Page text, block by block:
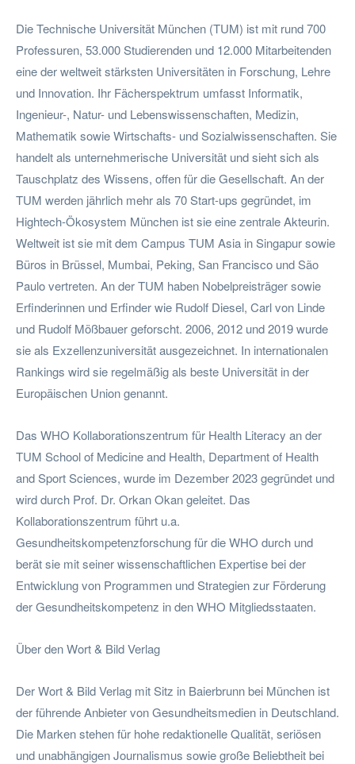
Die Technische Universität München (TUM) ist mit rund 700
Professuren, 53.000 Studierenden und 12.000 Mitarbeitenden
eine der weltweit stärksten Universitäten in Forschung, Lehre
und Innovation. Ihr Fächerspektrum umfasst Informatik,
Ingenieur-, Natur- und Lebenswissenschaften, Medizin,
Mathematik sowie Wirtschafts- und Sozialwissenschaften. Sie
handelt als unternehmerische Universität und sieht sich als
Tauschplatz des Wissens, offen für die Gesellschaft. An der
TUM werden jährlich mehr als 70 Start-ups gegründet, im
Hightech-Ökosystem München ist sie eine zentrale Akteurin.
Weltweit ist sie mit dem Campus TUM Asia in Singapur sowie
Büros in Brüssel, Mumbai, Peking, San Francisco und São
Paulo vertreten. An der TUM haben Nobelpreisträger sowie
Erfinderinnen und Erfinder wie Rudolf Diesel, Carl von Linde
und Rudolf Mößbauer geforscht. 2006, 2012 und 2019 wurde
sie als Exzellenzuniversität ausgezeichnet. In internationalen
Rankings wird sie regelmäßig als beste Universität in der
Europäischen Union genannt.
Das WHO Kollaborationszentrum für Health Literacy an der
TUM School of Medicine and Health, Department of Health
and Sport Sciences, wurde im Dezember 2023 gegründet und
wird durch Prof. Dr. Orkan Okan geleitet. Das
Kollaborationszentrum führt u.a.
Gesundheitskompetenzforschung für die WHO durch und
berät sie mit seiner wissenschaftlichen Expertise bei der
Entwicklung von Programmen und Strategien zur Förderung
der Gesundheitskompetenz in den WHO Mitgliedsstaaten.
Über den Wort & Bild Verlag
Der Wort & Bild Verlag mit Sitz in Baierbrunn bei München ist
der führende Anbieter von Gesundheitsmedien in Deutschland.
Die Marken stehen für hohe redaktionelle Qualität, seriösen
und unabhängigen Journalismus sowie große Beliebtheit bei